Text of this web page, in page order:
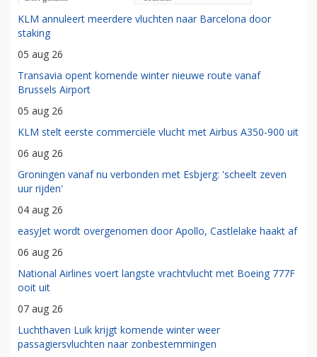
KLM annuleert meerdere vluchten naar Barcelona door
staking
05 aug 26
Transavia opent komende winter nieuwe route vanaf
Brussels Airport
05 aug 26
KLM stelt eerste commerciële vlucht met Airbus A350-900 uit
06 aug 26
Groningen vanaf nu verbonden met Esbjerg: 'scheelt zeven
uur rijden'
04 aug 26
easyJet wordt overgenomen door Apollo, Castlelake haakt af
06 aug 26
National Airlines voert langste vrachtvlucht met Boeing 777F
ooit uit
07 aug 26
Luchthaven Luik krijgt komende winter weer
passagiersvluchten naar zonbestemmingen